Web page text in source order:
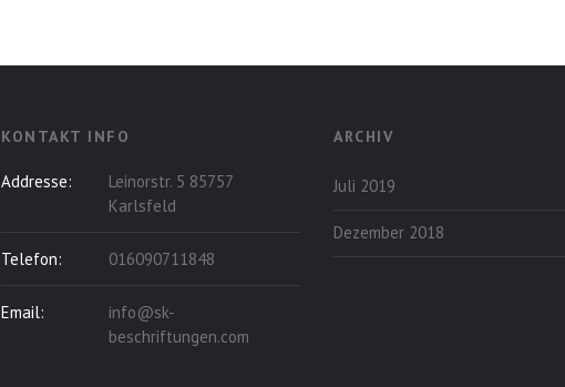
KONTAKT INFO
Addresse:
Leinorstr. 5 85757
Karlsfeld
Telefon: 016090711848
Email:
info@sk-
beschriftungen.com
ARCHIV
Juli 2019
Dezember 2018